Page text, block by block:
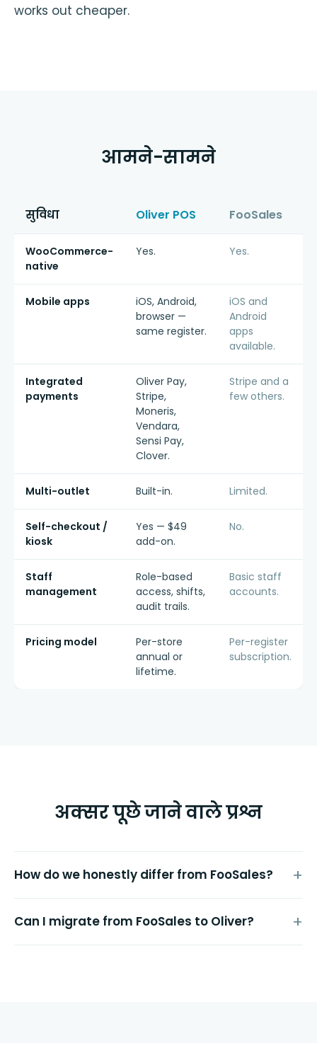
works out cheaper.
आमने-सामने
सुविधा Oliver POS FooSales
WooCommerce-
native
Yes. Yes.
Mobile apps
iOS, Android,
browser —
same register.
iOS and
Android
apps
available.
Integrated
payments
Oliver Pay,
Stripe,
Moneris,
Vendara,
Sensi Pay,
Clover.
Stripe and a
few others.
Multi-outlet Built-in. Limited.
Self-checkout /
kiosk
Yes — $49
add-on.
No.
Staff
management
Role-based
access, shifts,
audit trails.
Basic staff
accounts.
Pricing model
Per-store
annual or
lifetime.
Per-register
subscription.
अक्सर पूछे जाने वाले प्रश्न
How do we honestly differ from FooSales?
Can I migrate from FooSales to Oliver?